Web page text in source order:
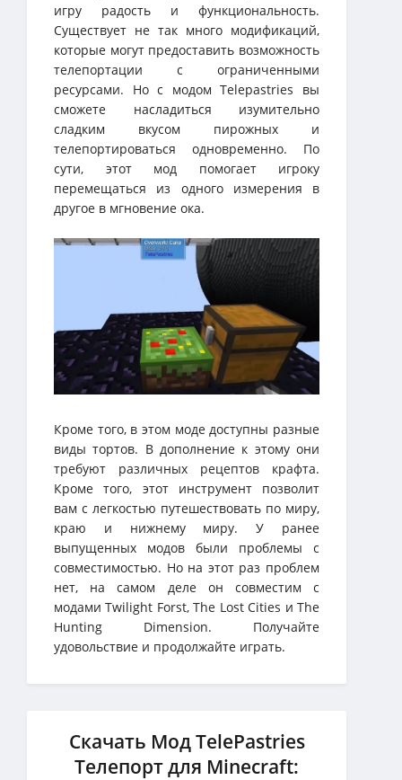
игру радость и функциональность.
Существует не так много модификаций,
которые могут предоставить возможность
телепортации с ограниченными
ресурсами. Но с модом Telepastries вы
сможете насладиться изумительно
сладким вкусом пирожных и
телепортироваться одновременно. По
сути, этот мод помогает игроку
перемещаться из одного измерения в
другое в мгновение ока.
Кроме того, в этом моде доступны разные
виды тортов. В дополнение к этому они
требуют различных рецептов крафта.
Кроме того, этот инструмент позволит
вам с легкостью путешествовать по миру,
краю и нижнему миру. У ранее
выпущенных модов были проблемы с
совместимостью. Но на этот раз проблем
нет, на самом деле он совместим с
модами Twilight Forst, The Lost Cities и The
Hunting Dimension. Получайте
удовольствие и продолжайте играть.
Скачать Мод TelePastries
Телепорт для Minecraft: